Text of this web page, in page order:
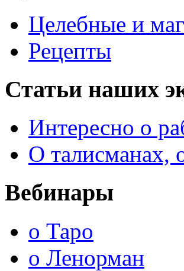
Целебные и
Рецепты
Статьи наших
Интересно о
О талисманах,
Вебинары
о Таро
о Ленорман